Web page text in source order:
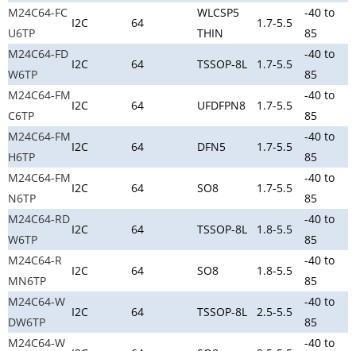
M24C64-FC
U6TP
I2C 64
WLCSP5
THIN
1.7-5.5
-40 to
85
M24C64-FD
W6TP
I2C 64 TSSOP-8L 1.7-5.5
-40 to
85
M24C64-FM
C6TP
I2C 64 UFDFPN8 1.7-5.5
-40 to
85
M24C64-FM
H6TP
I2C 64 DFN5 1.7-5.5
-40 to
85
M24C64-FM
N6TP
I2C 64 SO8 1.7-5.5
-40 to
85
M24C64-RD
W6TP
I2C 64 TSSOP-8L 1.8-5.5
-40 to
85
M24C64-R
MN6TP
I2C 64 SO8 1.8-5.5
-40 to
85
M24C64-W
DW6TP
I2C 64 TSSOP-8L 2.5-5.5
-40 to
85
M24C64-W
-40 to